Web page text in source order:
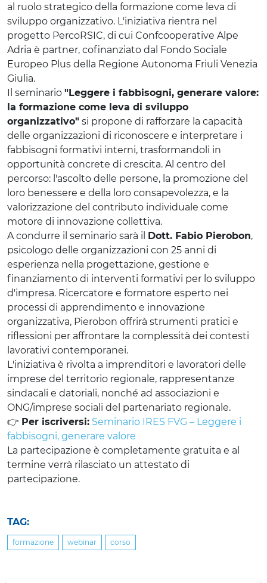
al ruolo strategico della formazione come leva di
sviluppo organizzativo. L'iniziativa rientra nel
progetto PercoRSIC, di cui Confcooperative Alpe
Adria è partner, cofinanziato dal Fondo Sociale
Europeo Plus della Regione Autonoma Friuli Venezia
Giulia.
Il seminario "Leggere i fabbisogni, generare valore:
la formazione come leva di sviluppo
organizzativo" si propone di rafforzare la capacità
delle organizzazioni di riconoscere e interpretare i
fabbisogni formativi interni, trasformandoli in
opportunità concrete di crescita. Al centro del
percorso: l'ascolto delle persone, la promozione del
loro benessere e della loro consapevolezza, e la
valorizzazione del contributo individuale come
motore di innovazione collettiva.
A condurre il seminario sarà il Dott. Fabio Pierobon,
psicologo delle organizzazioni con 25 anni di
esperienza nella progettazione, gestione e
finanziamento di interventi formativi per lo sviluppo
d'impresa. Ricercatore e formatore esperto nei
processi di apprendimento e innovazione
organizzativa, Pierobon offrirà strumenti pratici e
riflessioni per affrontare la complessità dei contesti
lavorativi contemporanei.
L'iniziativa è rivolta a imprenditori e lavoratori delle
imprese del territorio regionale, rappresentanze
sindacali e datoriali, nonché ad associazioni e
ONG/imprese sociali del partenariato regionale.
👉 Per iscriversi: Seminario IRES FVG – Leggere i
fabbisogni, generare valore
La partecipazione è completamente gratuita e al
termine verrà rilasciato un attestato di
partecipazione.
TAG:
formazione webinar corso